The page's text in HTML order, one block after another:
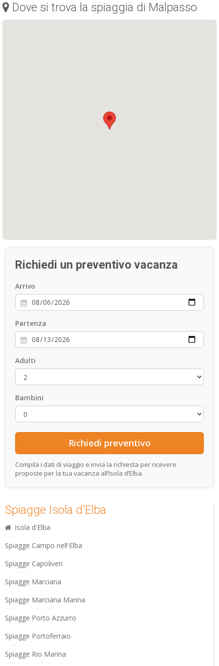
Dove si trova la spiaggia di Malpasso
Richiedi un preventivo vacanza
Arrivo
Partenza
Adulti
Bambini
Compila i dati di viaggio e invia la richiesta per ricevere
proposte per la tua vacanza all’Isola d’Elba.
Spiagge Isola d'Elba
Isola d'Elba
Spiagge Campo nell'Elba
Spiagge Capoliveri
Spiagge Marciana
Spiagge Marciana Marina
Spiagge Porto Azzurro
Spiagge Portoferraio
Spiagge Rio Marina